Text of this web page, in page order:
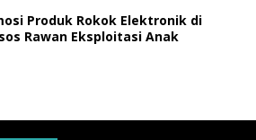
Produk Rokok Elektronik di
Rawan Eksploitasi Anak